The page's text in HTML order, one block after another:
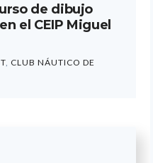
de dibujo
el CEIP Miguel
, CLUB NÁUTICO DE